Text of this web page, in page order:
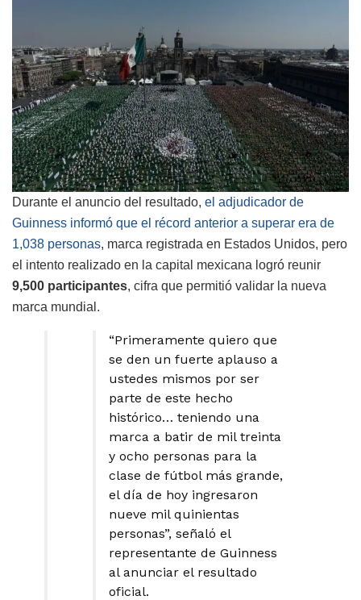
Durante el anuncio del resultado, el adjudicador de
Guinness informó que el récord anterior a superar era de
1,038 personas, marca registrada en Estados Unidos, pero
el intento realizado en la capital mexicana logró reunir
9,500 participantes, cifra que permitió validar la nueva
marca mundial.
“Primeramente quiero que
se den un fuerte aplauso a
ustedes mismos por ser
parte de este hecho
histórico… teniendo una
marca a batir de mil treinta
y ocho personas para la
clase de fútbol más grande,
el día de hoy ingresaron
nueve mil quinientas
personas”, señaló el
representante de Guinness
al anunciar el resultado
oficial.